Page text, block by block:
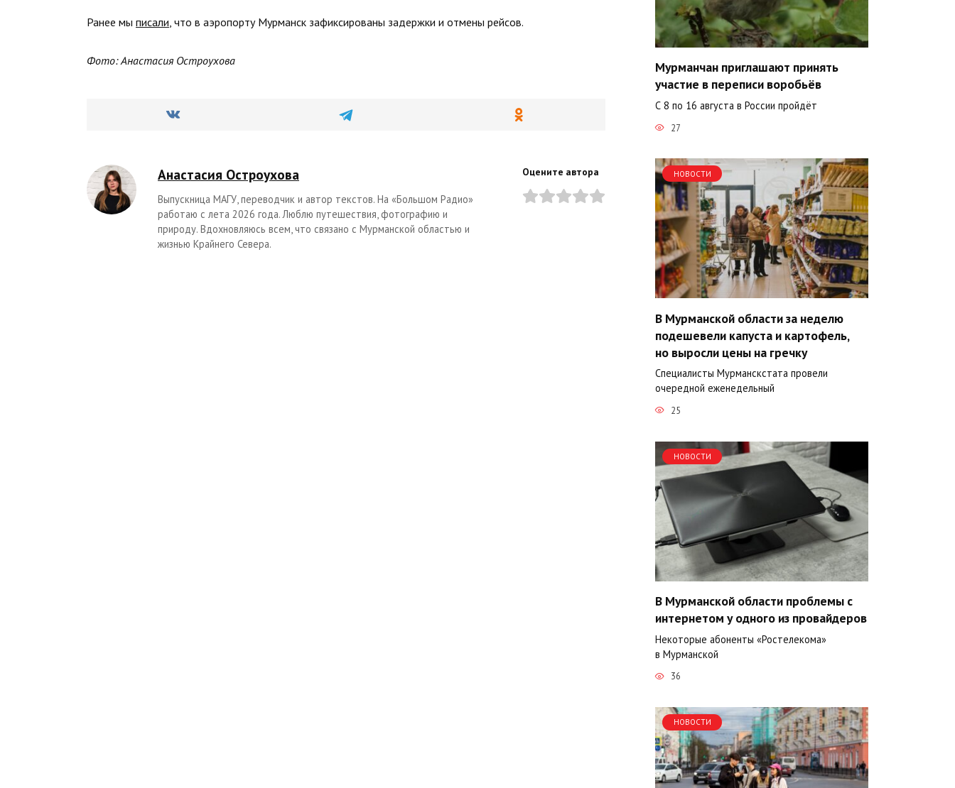
Ранее мы писали , что в аэропорту Мурманск зафиксированы задержки и отмены рейсов.
Фото: Анастасия Остроухова
Анастасия Остроухова
Выпускница МАГУ, переводчик и автор текстов. На «Большом Радио»
работаю с лета 2026 года. Люблю путешествия, фотографию и
природу. Вдохновляюсь всем, что связано с Мурманской областью и
жизнью Крайнего Севера.
Оцените автора
Мурманчан приглашают принять
участие в переписи воробьёв
С 8 по 16 августа в России пройдёт
27
НОВОСТИ
В Мурманской области за неделю
подешевели капуста и картофель,
но выросли цены на гречку
Специалисты Мурманскстата провели
очередной еженедельный
25
НОВОСТИ
В Мурманской области проблемы с
интернетом у одного из провайдеров
Некоторые абоненты «Ростелекома»
в Мурманской
36
НОВОСТИ